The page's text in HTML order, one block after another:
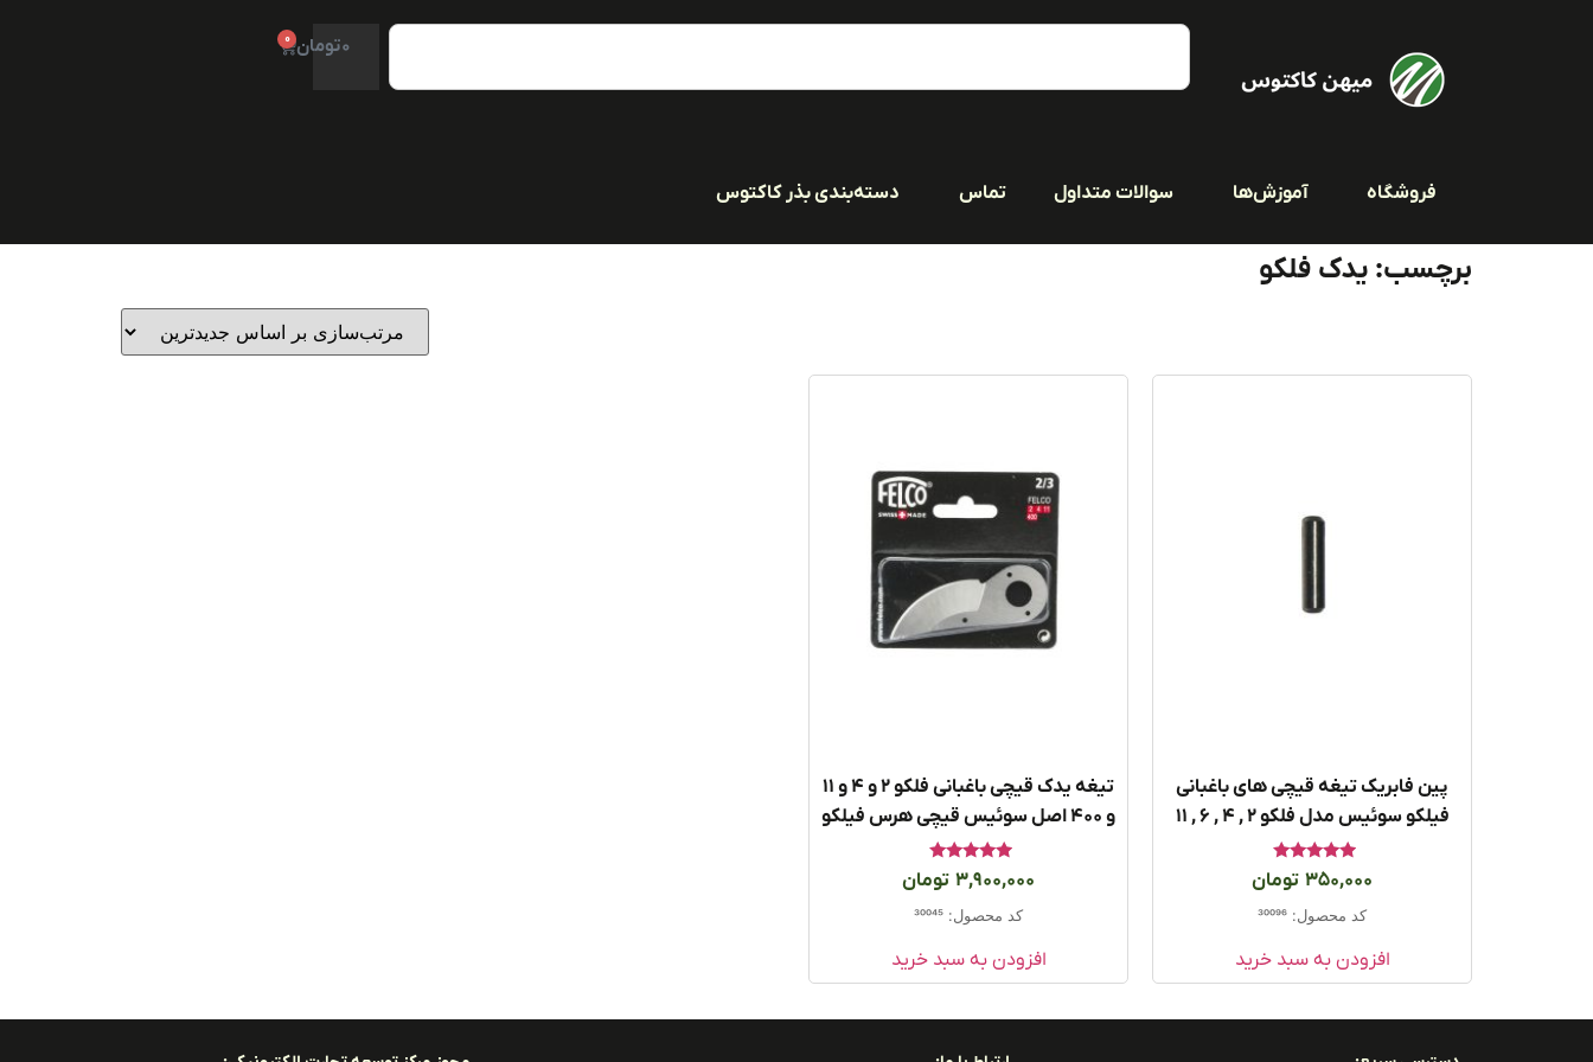
0تومان 0
فروشگاه آموزش‌ها سوالات متداول تماس دسته‌بندی بذر کاکتوس
برچسب: یدک فلکو
پین فابریک تیغه قیچی های باغبانی
فیلکو سوئیس مدل فلکو ۲ , ۴ , ۶ , ۱۱
امتیاز
5.00
350,000 تومان
کد محصول: 30096
افزودن به سبد خرید
تیغه یدک قیچی باغبانی فلکو ۲ و ۴ و ۱۱
و ۴۰۰ اصل سوئیس قیچی هرس فیلکو
امتیاز
5.00
3,900,000 تومان
کد محصول: 30045
افزودن به سبد خرید